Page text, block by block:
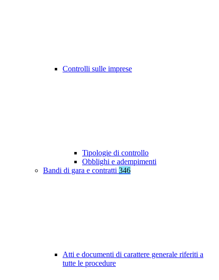
Controlli sulle imprese
Tipologie di controllo
Obblighi e adempimenti
Bandi di gara e contratti 346
Atti e documenti di carattere generale riferiti a
tutte le procedure